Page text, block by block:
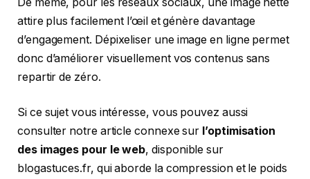
attire plus facilement l’œil et génère davantage
d’engagement. Dépixeliser une image en ligne permet
donc d’améliorer visuellement vos contenus sans
repartir de zéro.
Si ce sujet vous intéresse, vous pouvez aussi
consulter notre article connexe sur l’optimisation
des images pour le web, disponible sur
blogastuces.fr, qui aborde la compression et le poids